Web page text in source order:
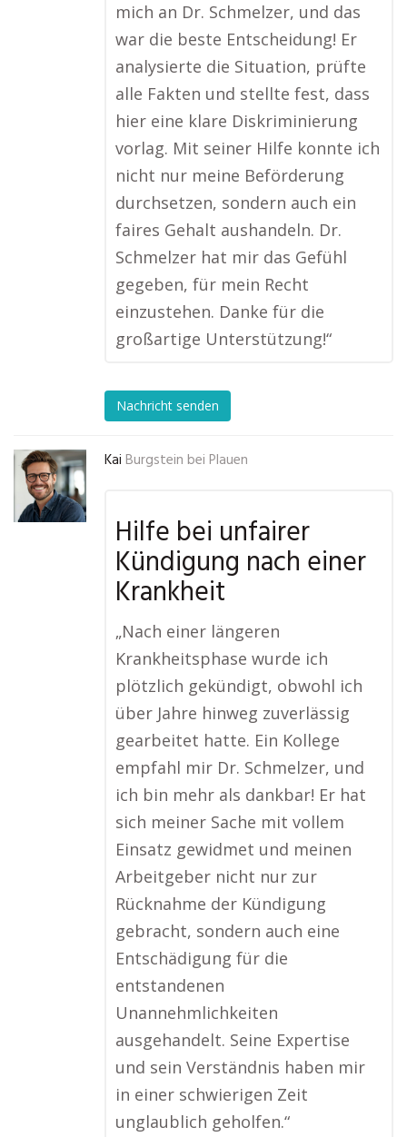
mich an Dr. Schmelzer, und das
war die beste Entscheidung! Er
analysierte die Situation, prüfte
alle Fakten und stellte fest, dass
hier eine klare Diskriminierung
vorlag. Mit seiner Hilfe konnte ich
nicht nur meine Beförderung
durchsetzen, sondern auch ein
faires Gehalt aushandeln. Dr.
Schmelzer hat mir das Gefühl
gegeben, für mein Recht
einzustehen. Danke für die
großartige Unterstützung!“
Nachricht senden
Kai Burgstein bei Plauen
Hilfe bei unfairer
Kündigung nach einer
Krankheit
„Nach einer längeren
Krankheitsphase wurde ich
plötzlich gekündigt, obwohl ich
über Jahre hinweg zuverlässig
gearbeitet hatte. Ein Kollege
empfahl mir Dr. Schmelzer, und
ich bin mehr als dankbar! Er hat
sich meiner Sache mit vollem
Einsatz gewidmet und meinen
Arbeitgeber nicht nur zur
Rücknahme der Kündigung
gebracht, sondern auch eine
Entschädigung für die
entstandenen
Unannehmlichkeiten
ausgehandelt. Seine Expertise
und sein Verständnis haben mir
in einer schwierigen Zeit
unglaublich geholfen.“